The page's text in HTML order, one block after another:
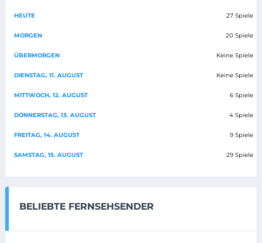
HEUTE 27 Spiele
MORGEN 20 Spiele
ÜBERMORGEN Keine Spiele
DIENSTAG, 11. AUGUST Keine Spiele
MITTWOCH, 12. AUGUST 6 Spiele
DONNERSTAG, 13. AUGUST 4 Spiele
FREITAG, 14. AUGUST 9 Spiele
SAMSTAG, 15. AUGUST 29 Spiele
BELIEBTE FERNSEHSENDER